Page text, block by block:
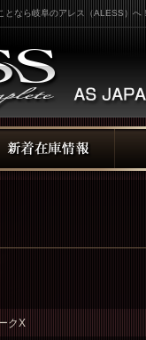
となら岐阜のアレス（ALESS）へ
クX